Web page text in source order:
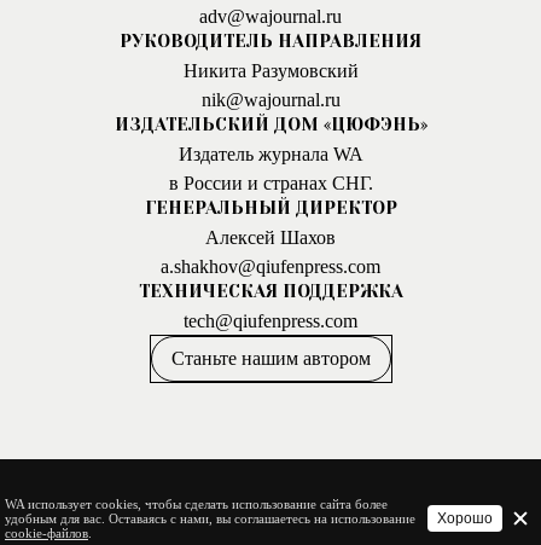
adv@wajournal.ru
РУКОВОДИТЕЛЬ НАПРАВЛЕНИЯ
Никита Разумовский
nik@wajournal.ru
ИЗДАТЕЛЬСКИЙ ДОМ «ЦЮФЭНЬ»
Издатель журнала WA
в России и странах СНГ.
ГЕНЕРАЛЬНЫЙ ДИРЕКТОР
Алексей Шахов
a.shakhov@qiufenpress.com
ТЕХНИЧЕСКАЯ ПОДДЕРЖКА
tech@qiufenpress.com
Станьте нашим автором
WA использует cookies, чтобы сделать использование сайта более
удобным для вас. Оставаясь с нами, вы соглашаетесь на использование
cookie-файлов
Хорошо